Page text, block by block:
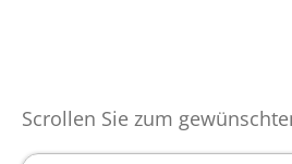
Scrollen Sie zum